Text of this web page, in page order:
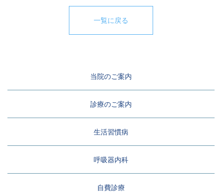
一覧に戻る
当院のご案内
診療のご案内
生活習慣病
呼吸器内科
自費診療